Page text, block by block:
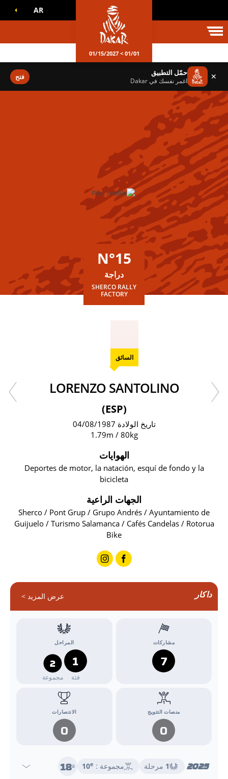
داكار AR
01/01 > 01/15/2027
✕ حمّل التطبيق
اغمر نفسك في Dakar فتح
N°15
دراجة
SHERCO RALLY
FACTORY
السائق
LORENZO SANTOLINO
(ESP)
تاريخ الولادة 04/08/1987
1.79m / 80kg
الهوايات
Deportes de motor, la natación, esquí de fondo y la
bicicleta
الجهات الراعية
Sherco / Pont Grup / Grupo Andrés / Ayuntamiento de
Guijuelo / Turismo Salamanca / Cafés Candelas / Rotorua
Bike
داكار عرض المزيد >
مشاركات
7
المراحل
1
فئة
2
مجموعة
منصات التتويج
0
الانتصارات
0
2025
1 مرحلة مجموعة : 10e
18e